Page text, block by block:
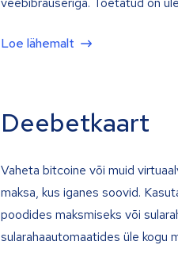
Loe lähemalt
Deebetkaart
Vaheta bitcoine või muid
maksa, kus iganes soovid.
poodides maksmiseks või
sularahaautomaatides üle kogu